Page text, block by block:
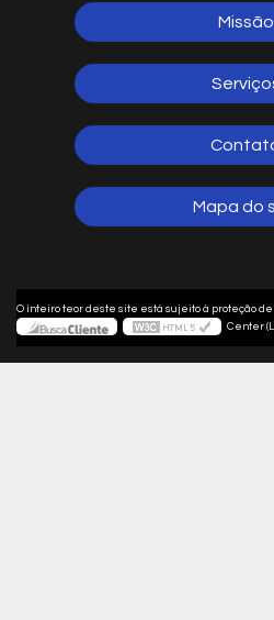
Missão
Mapa do
O inteiro teor deste site está sujeito à proteção
Center